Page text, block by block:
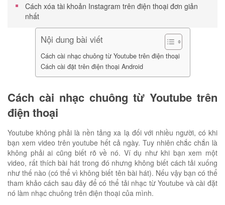
Cách xóa tài khoản Instagram trên điện thoại đơn giản
nhất
Nội dung bài viết
Cách cài nhạc chuông từ Youtube trên điện thoại
Cách cài đặt trên điện thoại Android
Cách cài nhạc chuông từ Youtube trên
điện thoại
Youtube không phải là nền tảng xa lạ đối với nhiều người, có khi
bạn xem video trên youtube hết cả ngày. Tuy nhiên chắc chắn là
không phải ai cũng biết rõ về nó. Ví dụ như khi bạn xem một
video, rất thích bài hát trong đó nhưng không biết cách tải xuống
như thế nào (có thể vì không biết tên bài hát). Nếu vậy bạn có thể
tham khảo cách sau đây để có thể tải nhạc từ Youtube và cài đặt
nó làm nhạc chuông trên điện thoại của mình.